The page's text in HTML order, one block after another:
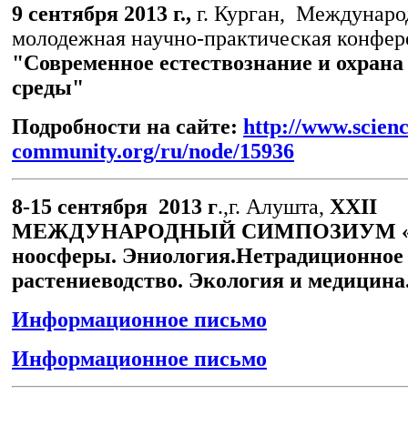
9 сентября 2013 г., г. Курган,
молодежная научно-практическая
"Современное естествознание и
среды"
Подробности на сайте: http://
community.org/ru/node/15936
8-15 сентября 2013 г.,г. Алушта, XXII
МЕЖДУНАРОДНЫЙ СИМПОЗИУМ
ноосферы. Эниология.Нетрадиционное
растениеводство. Экология и
Информационное письмо
Информационное письмо